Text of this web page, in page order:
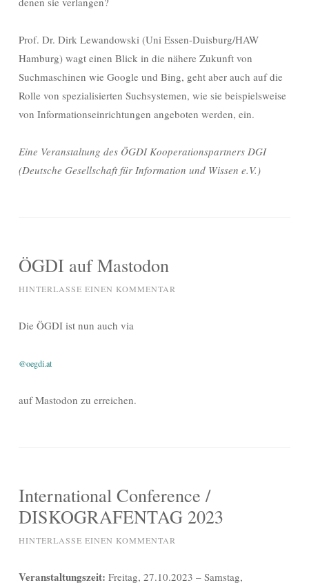
Prof. Dr. Dirk Lewandowski (Uni Essen-Duisburg/HAW
Hamburg) wagt einen Blick in die nähere Zukunft von
Suchmaschinen wie Google und Bing, geht aber auch auf die
Rolle von spezialisierten Suchsystemen, wie sie beispielsweise
von Informationseinrichtungen angeboten werden, ein.
Eine Veranstaltung des ÖGDI Kooperationspartners DGI
(Deutsche Gesellschaft für Information und Wissen e.V.)
ÖGDI auf Mastodon
HINTERLASSE EINEN KOMMENTAR
Die ÖGDI ist nun auch via
@oegdi.at
auf Mastodon zu erreichen.
International Conference /
DISKOGRAFENTAG 2023
HINTERLASSE EINEN KOMMENTAR
Veranstaltungszeit: Freitag, 27.10.2023 – Samstag,